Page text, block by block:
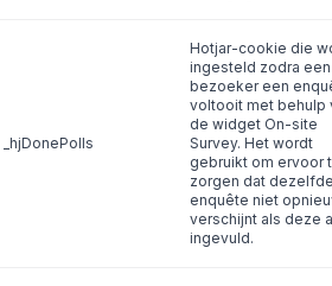
Hotjar-cookie die
ingesteld zodra een
bezoeker een
voltooit met behulp
de widget On-site
Survey. Het wordt
gebruikt om ervoor
zorgen dat
enquête niet
verschijnt als deze
ingevuld.